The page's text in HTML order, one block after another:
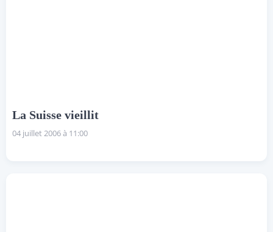
La Suisse vieillit
04 juillet 2006 à 11:00